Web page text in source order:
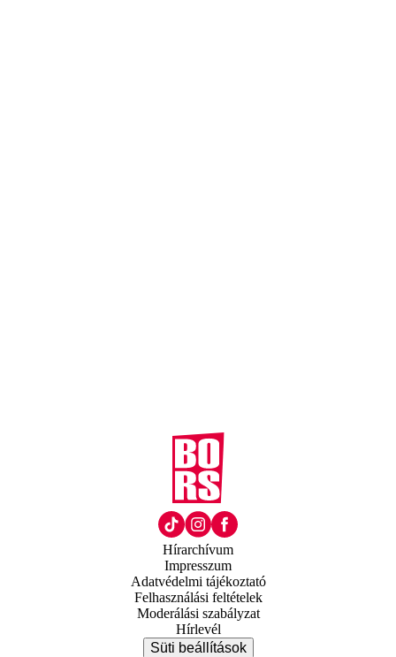
Hírarchívum
Impresszum
Adatvédelmi tájékoztató
Felhasználási feltételek
Moderálási szabályzat
Hírlevél
Süti beállítások